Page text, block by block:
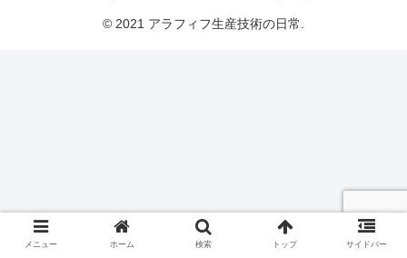
© 2021 アラフィフ生産技術の日常.
メニュー ホーム 検索 トップ サイドバー